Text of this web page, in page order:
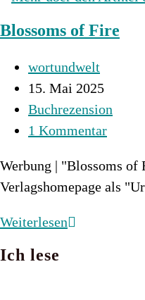
Blossoms of Fire
Beitrags-
Autor:
wortundwelt
Beitrag
veröffentlicht:
15. Mai 2025
Beitrags-
Kategorie:
Buchrezension
Beitrags-
1 Kommentar
Werbung | "Blossoms of
Verlagshomepage als
WeiterlesenBlossoms
Ich lese